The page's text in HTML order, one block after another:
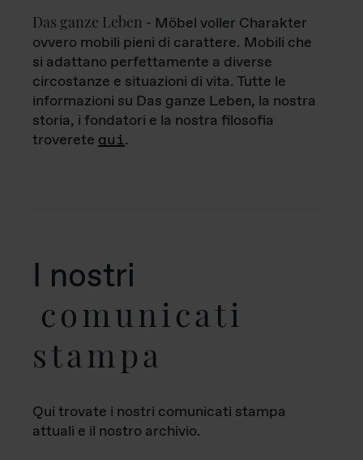
Das ganze Leben - Möbel voller Charakter
ovvero mobili pieni di carattere. Mobili che
si adattano perfettamente a diverse
circostanze e situazioni di vita. Tutte le
informazioni su Das ganze Leben, la nostra
storia, i fondatori e la nostra filosofia
troverete qui.
I nostri
comunicati
stampa
Qui trovate i nostri comunicati stampa
attuali e il nostro archivio.